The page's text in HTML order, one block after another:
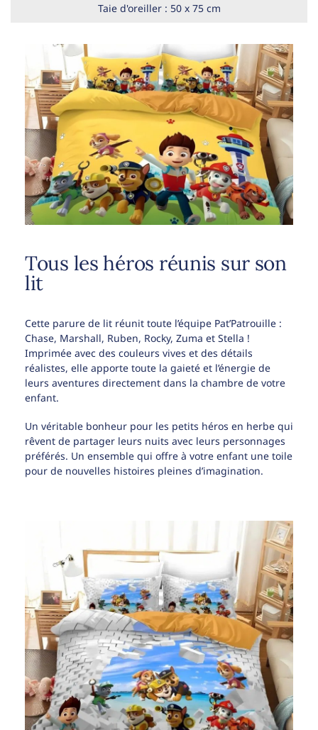
Taie d'oreiller : 50 x 75 cm
Tous les héros réunis sur son
lit
Cette parure de lit réunit toute l’équipe Pat’Patrouille :
Chase, Marshall, Ruben, Rocky, Zuma et Stella !
Imprimée avec des couleurs vives et des détails
réalistes, elle apporte toute la gaieté et l’énergie de
leurs aventures directement dans la chambre de votre
enfant.
Un véritable bonheur pour les petits héros en herbe qui
rêvent de partager leurs nuits avec leurs personnages
préférés. Un ensemble qui offre à votre enfant une toile
pour de nouvelles histoires pleines d’imagination.